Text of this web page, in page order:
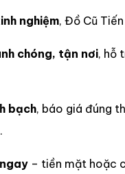
nghiệm, Đồ Cũ
chóng, tận nơi, hỗ
bạch, báo giá đúng
– tiền mặt hoặc